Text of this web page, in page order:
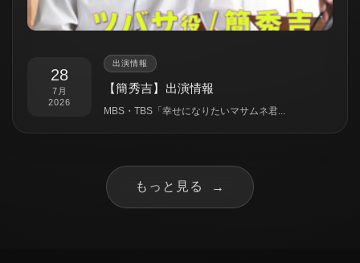
28
7月
2026
出演情報
【簡秀吉】出演情報
MBS・TBS「幸せになりたいマサムネ君...
もっと見る →